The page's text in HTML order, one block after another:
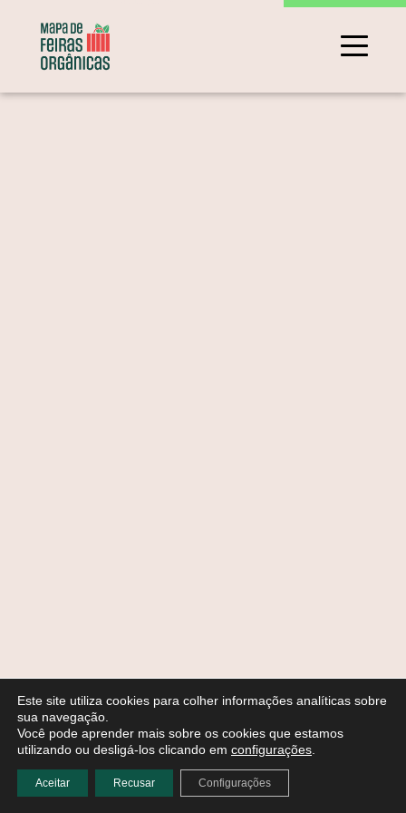
Este site utiliza cookies para colher informações analíticas sobre
sua navegação.
Você pode aprender mais sobre os cookies que estamos
utilizando ou desligá-los clicando em configurações
Aceitar Recusar Configurações